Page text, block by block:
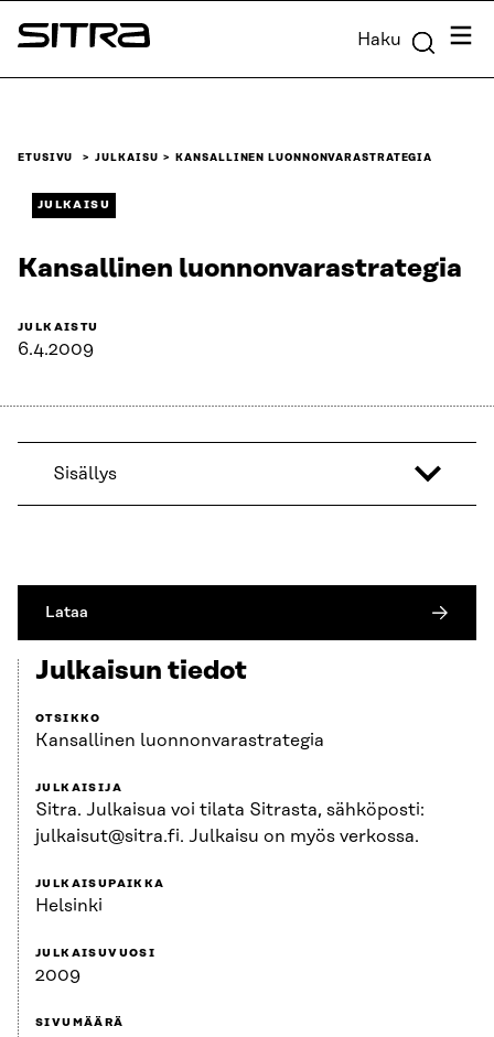
Siirry
suoraan
Sitra Haku
ETUSIVU JULKAISU KANSALLINEN LUONNONVARASTRATEGIA
JULKAISU
Kansallinen luonnonvarastrategia
JULKAISTU
6.4.2009
Sisällys
Lataa
Julkaisun tiedot
OTSIKKO
Kansallinen luonnonvarastrategia
JULKAISIJA
Sitra. Julkaisua voi tilata Sitrasta, sähköposti:
julkaisut@sitra.fi. Julkaisu on myös verkossa.
JULKAISUPAIKKA
Helsinki
JULKAISUVUOSI
2009
SIVUMÄÄRÄ